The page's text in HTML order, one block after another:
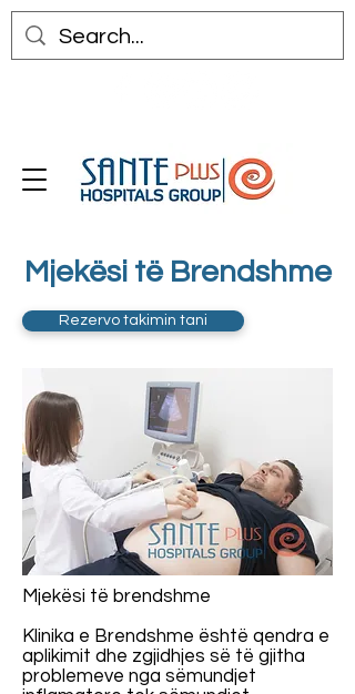
Mjekësi të Brendshme
Rezervo takimin tani
Mjekësi të brendshme
Klinika e Brendshme është qendra e
aplikimit dhe zgjidhjes së të gjitha
problemeve nga sëmundjet